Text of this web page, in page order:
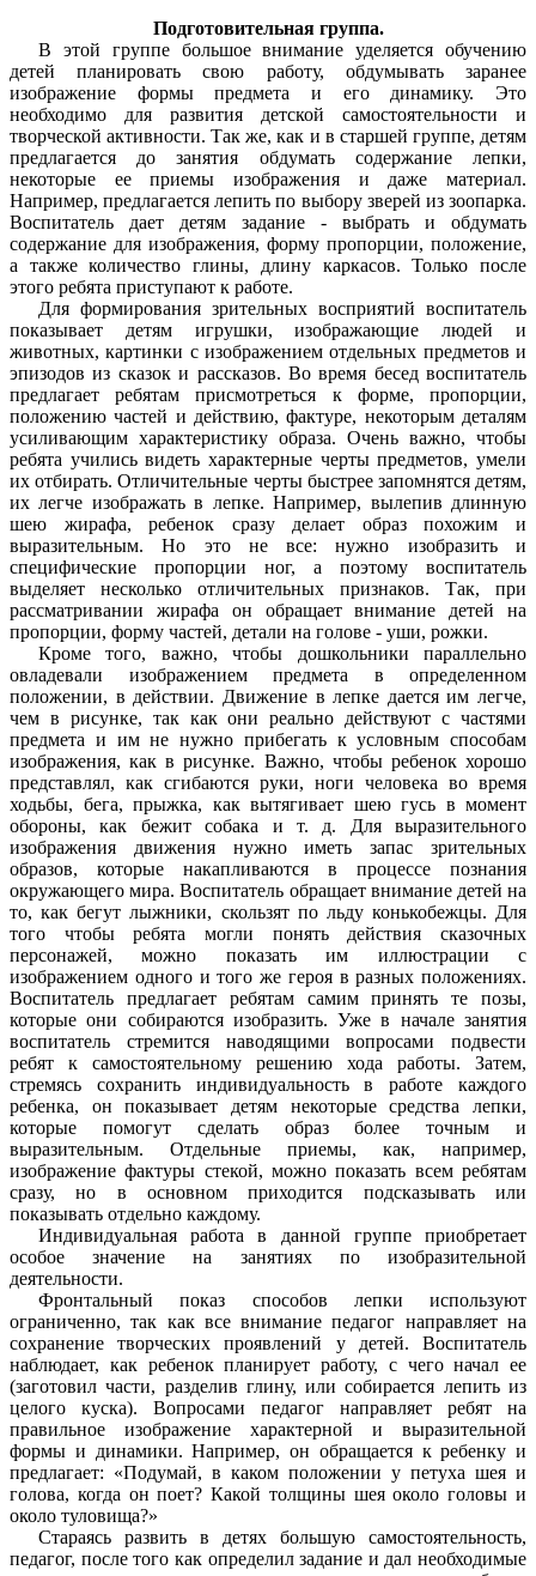
Подготовительная группа.
В этой группе большое внимание уделяется обучению
детей планировать свою работу, обдумывать заранее
изображение формы предмета и его динамику. Это
необходимо для развития детской самостоятельности и
творческой активности. Так же, как и в старшей группе, детям
предлагается до занятия обдумать содержание лепки,
некоторые ее приемы изображения и даже материал.
Например, предлагается лепить по выбору зверей из зоопарка.
Воспитатель дает детям задание - выбрать и обдумать
содержание для изображения, форму пропорции, положение,
а также количество глины, длину каркасов. Только после
этого ребята приступают к работе.
Для формирования зрительных восприятий воспитатель
показывает детям игрушки, изображающие людей и
животных, картинки с изображением отдельных предметов и
эпизодов из сказок и рассказов. Во время бесед воспитатель
предлагает ребятам присмотреться к форме, пропорции,
положению частей и действию, фактуре, некоторым деталям
усиливающим характеристику образа. Очень важно, чтобы
ребята учились видеть характерные черты предметов, умели
их отбирать. Отличительные черты быстрее запомнятся детям,
их легче изображать в лепке. Например, вылепив длинную
шею жирафа, ребенок сразу делает образ похожим и
выразительным. Но это не все: нужно изобразить и
специфические пропорции ног, а поэтому воспитатель
выделяет несколько отличительных признаков. Так, при
рассматривании жирафа он обращает внимание детей на
пропорции, форму частей, детали на голове - уши, рожки.
Кроме того, важно, чтобы дошкольники параллельно
овладевали изображением предмета в определенном
положении, в действии. Движение в лепке дается им легче,
чем в рисунке, так как они реально действуют с частями
предмета и им не нужно прибегать к условным способам
изображения, как в рисунке. Важно, чтобы ребенок хорошо
представлял, как сгибаются руки, ноги человека во время
ходьбы, бега, прыжка, как вытягивает шею гусь в момент
обороны, как бежит собака и т. д. Для выразительного
изображения движения нужно иметь запас зрительных
образов, которые накапливаются в процессе познания
окружающего мира. Воспитатель обращает внимание детей на
то, как бегут лыжники, скользят по льду конькобежцы. Для
того чтобы ребята могли понять действия сказочных
персонажей, можно показать им иллюстрации с
изображением одного и того же героя в разных положениях.
Воспитатель предлагает ребятам самим принять те позы,
которые они собираются изобразить. Уже в начале занятия
воспитатель стремится наводящими вопросами подвести
ребят к самостоятельному решению хода работы. Затем,
стремясь сохранить индивидуальность в работе каждого
ребенка, он показывает детям некоторые средства лепки,
которые помогут сделать образ более точным и
выразительным. Отдельные приемы, как, например,
изображение фактуры стекой, можно показать всем ребятам
сразу, но в основном приходится подсказывать или
показывать отдельно каждому.
Индивидуальная работа в данной группе приобретает
особое значение на занятиях по изобразительной
деятельности.
Фронтальный показ способов лепки используют
ограниченно, так как все внимание педагог направляет на
сохранение творческих проявлений у детей. Воспитатель
наблюдает, как ребенок планирует работу, с чего начал ее
(заготовил части, разделив глину, или собирается лепить из
целого куска). Вопросами педагог направляет ребят на
правильное изображение характерной и выразительной
формы и динамики. Например, он обращается к ребенку и
предлагает: «Подумай, в каком положении у петуха шея и
голова, когда он поет? Какой толщины шея около головы и
около туловища?»
Стараясь развить в детях большую самостоятельность,
педагог, после того как определил задание и дал необходимые